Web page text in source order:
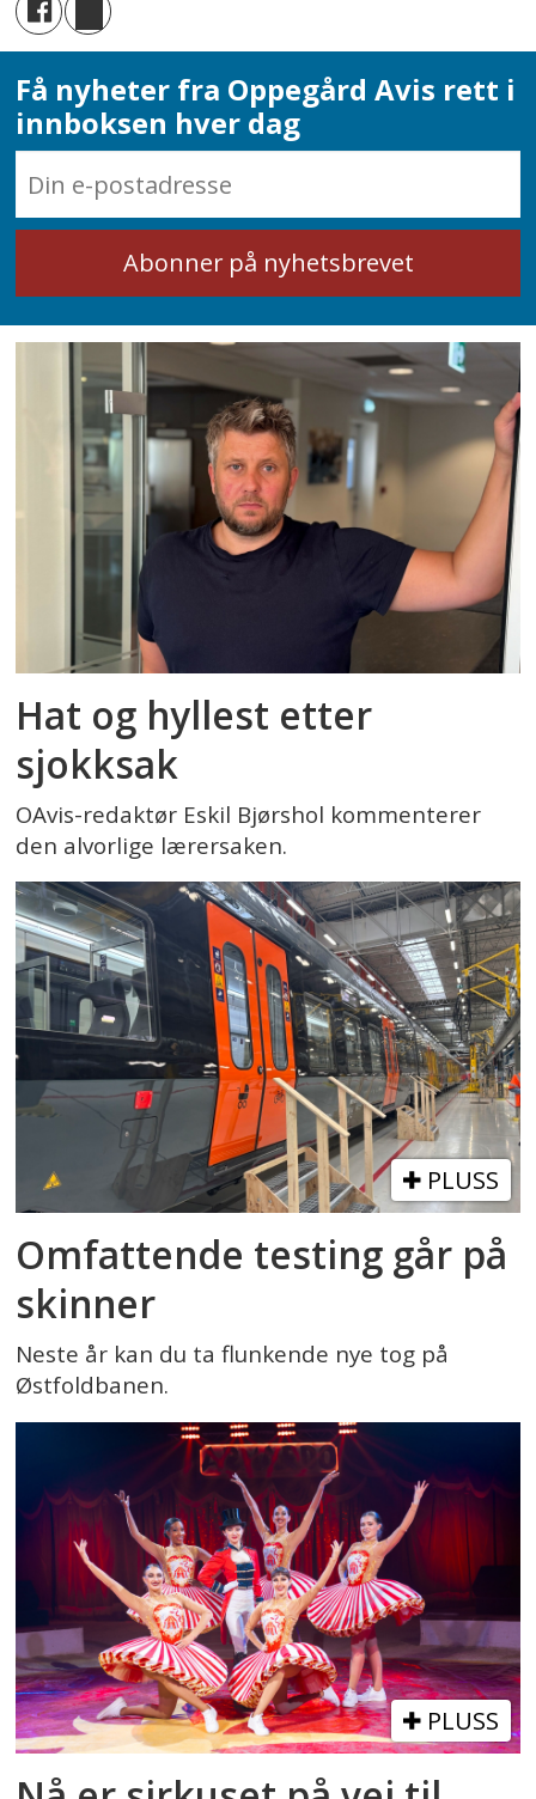
Få nyheter fra Oppegård Avis rett i
innboksen hver dag
Hat og hyllest etter
sjokksak
OAvis-redaktør Eskil Bjørshol kommenterer
den alvorlige lærersaken.
PLUSS
Omfattende testing går på
skinner
Neste år kan du ta flunkende nye tog på
Østfoldbanen.
PLUSS